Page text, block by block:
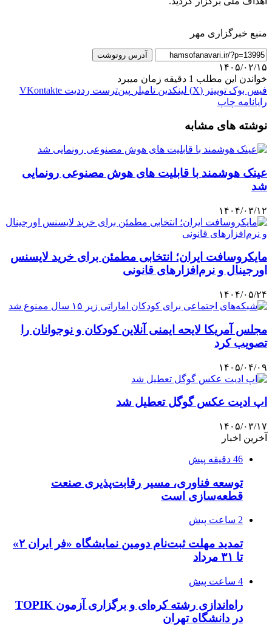
منبع خبرگزاری مهر
آدرس رونوشت
۱۴۰۵/۰۲/۱۵
خواندن این مطلب 1 دقیقه زمان میبرد
فیس بوک توییتر (X) لینکدین ‫تامبلر ‫پین‌ترست ‫رددیت ‫VKontakte
رایانامه چاپ
نوشته های مشابه
عینک هوشمند با قابلیت های هوش مصنوعی رونمایی
شد
۱۴۰۴/۰۳/۱۲
مایکروسافت ایران؛ انتخابی مطمئن برای خرید لایسنس
اورجینال و نرم‌افزارهای قانونی
۱۴۰۴/۰۵/۲۴
مجلس آمریکا لایحه ایمنی آنلاین کودکان و نوجوانان را
تصویب کرد
۱۴۰۵/۰۴/۰۹
اپ ادیت عکس گوگل تعطیل شد
۱۴۰۵/۰۳/۱۷
آخرین اخبار
46 دقیقه پیش
توسعه فناوری، مسیر رقابت‌پذیری صنعت
قطعه‌سازی است
2 ساعت پیش
تمدید مهلت ثبت‌نام دومین نمایشگاه «فر ایران ۲»
تا ۳۱ مرداد
4 ساعت پیش
راه‌اندازی رشته کره‌ای و برگزاری آزمون TOPIK
در دانشگاه تهران